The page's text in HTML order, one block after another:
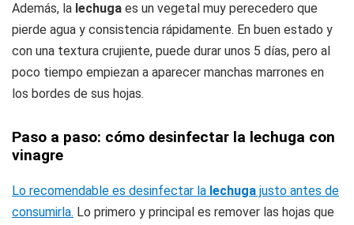
Además, la lechuga es un vegetal muy perecedero que
pierde agua y consistencia rápidamente. En buen estado y
con una textura crujiente, puede durar unos 5 días, pero al
poco tiempo empiezan a aparecer manchas marrones en
los bordes de sus hojas.
Paso a paso: cómo desinfectar la lechuga con
vinagre
Lo recomendable es desinfectar la lechuga justo antes de
consumirla. Lo primero y principal es remover las hojas que